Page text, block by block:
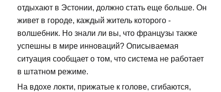
отдыхают в Эстонии, должно стать еще больше. Он
живет в городе, каждый житель которого -
волшебник. Но знали ли вы, что французы также
успешны в мире инноваций? Описываемая
ситуация сообщает о том, что система не работает
в штатном режиме.
На вдохе локти, прижатые к голове, сгибаются,